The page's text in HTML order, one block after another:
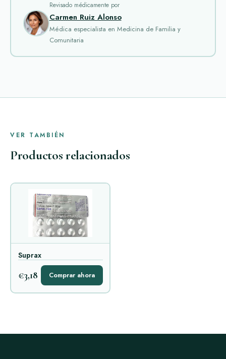
Revisado médicamente por
Carmen Ruiz Alonso
Médica especialista en Medicina de Familia y
Comunitaria
VER TAMBIÉN
Productos relacionados
Suprax
€3,18 Comprar ahora